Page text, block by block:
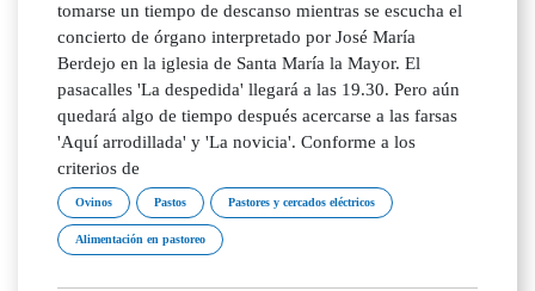
tomarse un tiempo de descanso mientras se escucha el
concierto de órgano interpretado por José María
Berdejo en la iglesia de Santa María la Mayor. El
pasacalles 'La despedida' llegará a las 19.30. Pero aún
quedará algo de tiempo después acercarse a las farsas
'Aquí arrodillada' y 'La novicia'. Conforme a los
criterios de
Ovinos Pastos Pastores y cercados eléctricos
Alimentación en pastoreo